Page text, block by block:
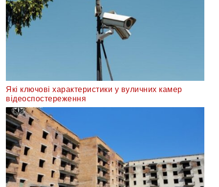
Які ключові характеристики у вуличних камер
відеоспостереження